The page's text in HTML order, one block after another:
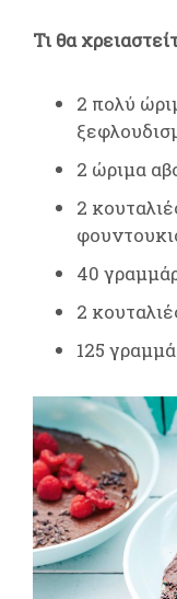
Τι θα
2 πολύ
2 ώριμα
2
40
2
125